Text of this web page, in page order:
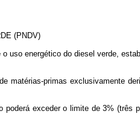
(PNDV)
energético do diesel verde,
primas exclusivamente
exceder o limite de 3% (três